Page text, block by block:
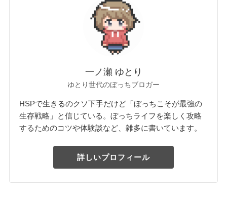
一ノ瀬 ゆとり
ゆとり世代のぼっちブロガー
HSPで生きるのクソ下手だけど「ぼっちこそが最強の
生存戦略」と信じている。ぼっちライフを楽しく攻略
するためのコツや体験談など、雑多に書いています。
詳しいプロフィール